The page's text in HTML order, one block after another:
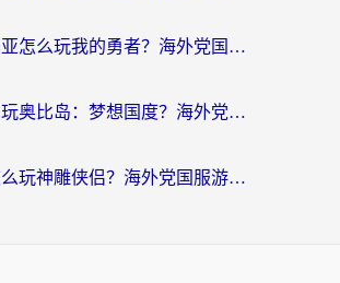
印度尼西亚怎么玩我的勇者？海外党国服游戏加速避坑指南（附实况五行师解决方案）
瑞典怎么玩奥比岛：梦想国度？海外党亲测有效的国服游戏加速全攻略
意大利怎么玩神雕侠侣？海外党国服游戏加速终极指南（附欧洲玩王者王国保卫战4不卡技巧）